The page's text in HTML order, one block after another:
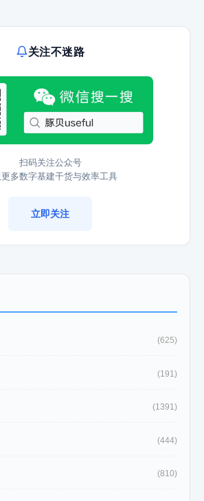
关注不迷路
扫码关注公众号
多数字基建干货与效率工具
立即关注
(625)
(191)
(1391)
(444)
(810)